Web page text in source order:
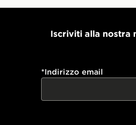
Iscriviti alla nostra
*Indirizzo email